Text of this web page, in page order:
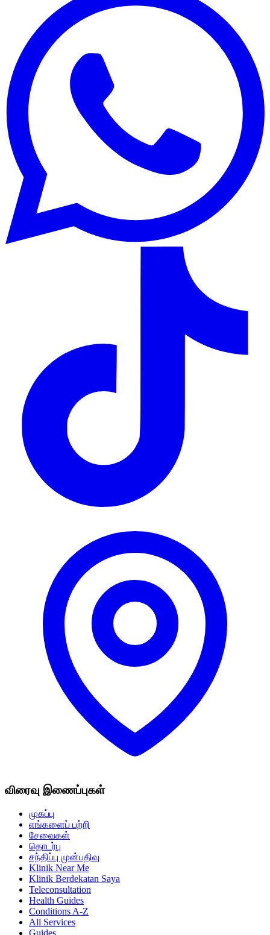
விரைவு இணைப்புகள்
முகப்பு
எங்களைப் பற்றி
சேவைகள்
தொடர்பு
சந்திப்பு முன்பதிவு
Klinik Near Me
Klinik Berdekatan Saya
Teleconsultation
Health Guides
Conditions A-Z
All Services
Guides